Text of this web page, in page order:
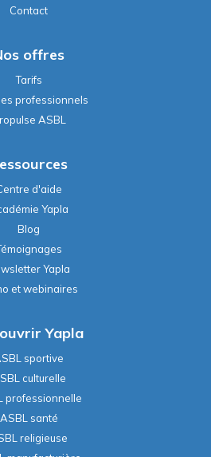
Contact
offres
Tarifs
professionnels
ASBL
d'aide
Yapla
Blog
Yapla
et webinaires
Yapla
sportive
culturelle
professionnelle
ASBL santé
religieuse